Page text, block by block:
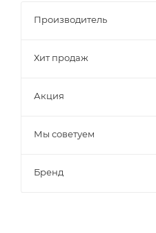
Производитель
Хит продаж
Акция
Мы советуем
Бренд